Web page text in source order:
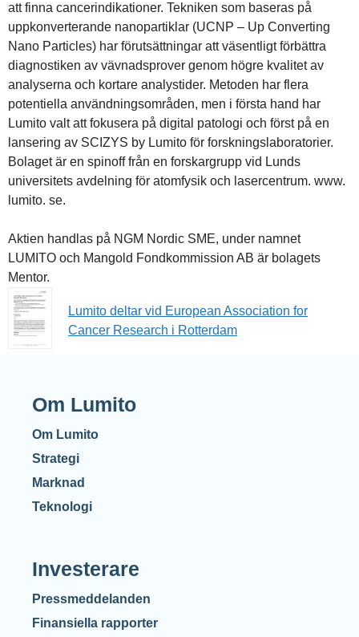
att finna cancerindikationer. Tekniken som baseras på
uppkonverterande nanopartiklar (UCNP – Up Converting
Nano Particles) har förutsättningar att väsentligt förbättra
diagnostiken av vävnadsprover genom högre kvalitet av
analyserna och kortare analystider. Metoden har flera
potentiella användningsområden, men i första hand har
Lumito valt att fokusera på digital patologi och först på en
lansering av SCIZYS by Lumito för forskningslaboratorier.
Bolaget är en spinoff från en forskargrupp vid Lunds
universitets avdelning för atomfysik och lasercentrum. www.
lumito. se.
Aktien handlas på NGM Nordic SME, under namnet
LUMITO och Mangold Fondkommission AB är bolagets
Mentor.
Lumito deltar vid European Association for
Cancer Research i Rotterdam
Om Lumito
Om Lumito
Strategi
Marknad
Teknologi
Investerare
Pressmeddelanden
Finansiella rapporter